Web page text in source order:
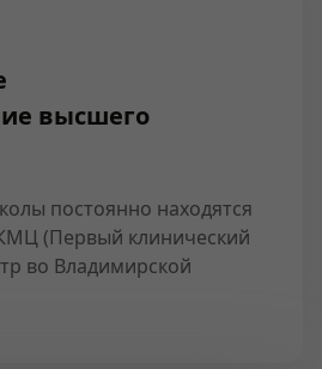
высшего
постоянно находятся
(Первый клинический
во Владимирской